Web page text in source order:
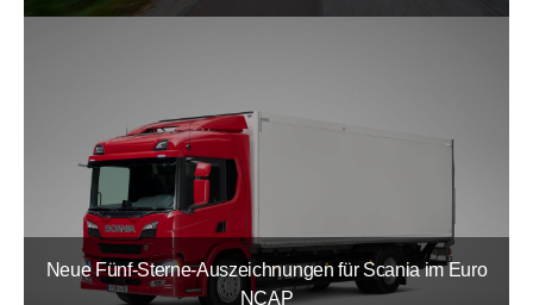
Neue Fünf-Sterne-Auszeichnungen für Scania im Euro
NCAP